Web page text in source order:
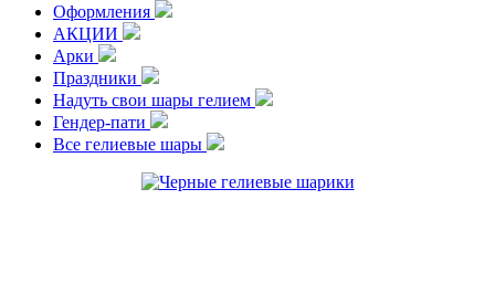
Оформления
АКЦИИ
Арки
Праздники
Надуть свои шары гелием
Гендер-пати
Все гелиевые шары